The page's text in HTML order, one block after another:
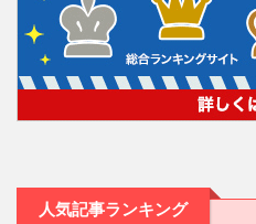
人気記事ランキング